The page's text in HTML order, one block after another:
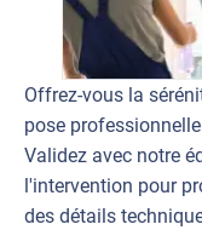
Offrez-vous la
pose
Validez avec notre
l'intervention pour
des détails